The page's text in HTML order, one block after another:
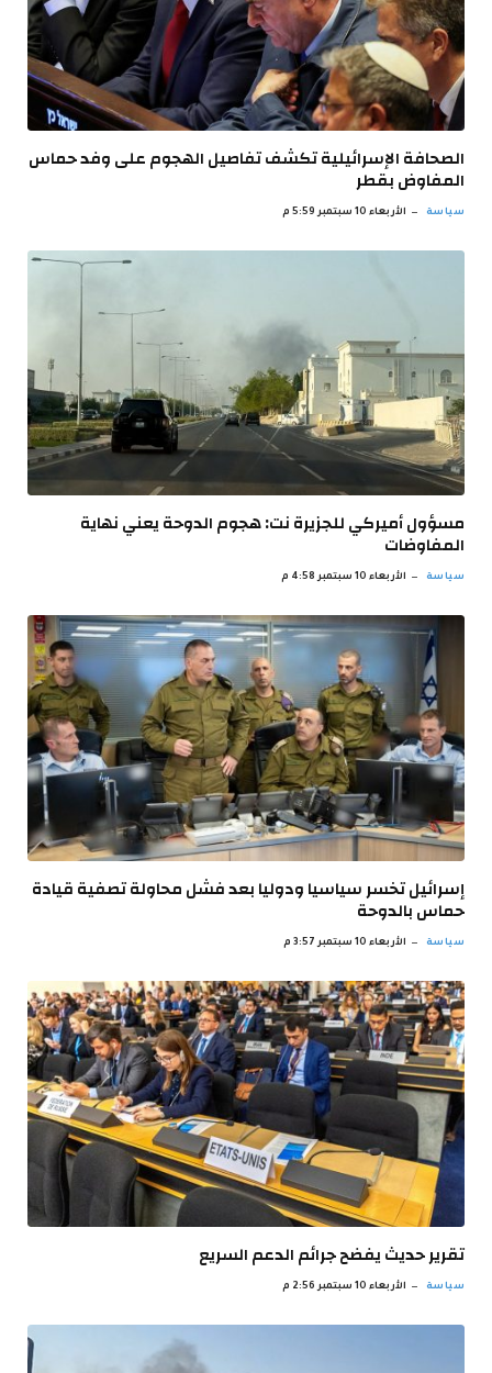
الصحافة الإسرائيلية تكشف تفاصيل الهجوم على وفد حماس
المفاوض بقطر
سياسة الأربعاء 10 سبتمبر 5:59 م
مسؤول أميركي للجزيرة نت: هجوم الدوحة يعني نهاية
المفاوضات
سياسة الأربعاء 10 سبتمبر 4:58 م
إسرائيل تخسر سياسيا ودوليا بعد فشل محاولة تصفية قيادة
حماس بالدوحة
سياسة الأربعاء 10 سبتمبر 3:57 م
تقرير حديث يفضح جرائم الدعم السريع
سياسة الأربعاء 10 سبتمبر 2:56 م